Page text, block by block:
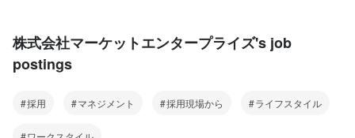
株式会社マーケットエンタープライズ's job
postings
採用 マネジメント 採用現場から ライフスタイル